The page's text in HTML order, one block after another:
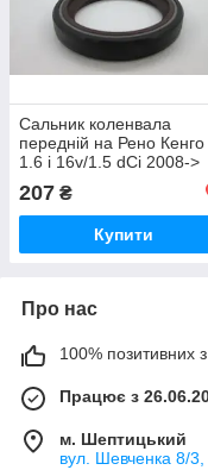
Сальник коленвала
передній на Рено Кенго
1.6 i 16v/1.5 dCi 2008->
(35X47X7) - ELRING
(Німеччина) - 504483
207 ₴
Купити
Про нас
100% позитивних з
Працює з
м. Шептицький
вул. Шевченка 8/